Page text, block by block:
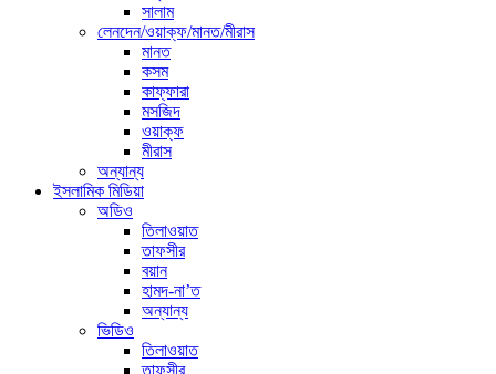
সালাম
লেনদেন/ওয়াক্ফ/মানত/মীরাস
মানত
কসম
কাফ্ফারা
মসজিদ
ওয়াক্ফ
মীরাস
অন্যান্য
ইসলামিক মিডিয়া
অডিও
তিলাওয়াত
তাফসীর
বয়ান
হামদ-না’ত
অন্যান্য
ভিডিও
তিলাওয়াত
তাফসীর